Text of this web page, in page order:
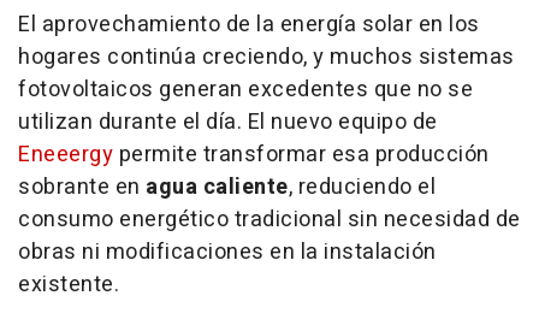
El aprovechamiento de la energía solar en los
hogares continúa creciendo, y muchos sistemas
fotovoltaicos generan excedentes que no se
utilizan durante el día. El nuevo equipo de
Eneeergy permite transformar esa producción
sobrante en agua caliente, reduciendo el
consumo energético tradicional sin necesidad de
obras ni modificaciones en la instalación
existente.